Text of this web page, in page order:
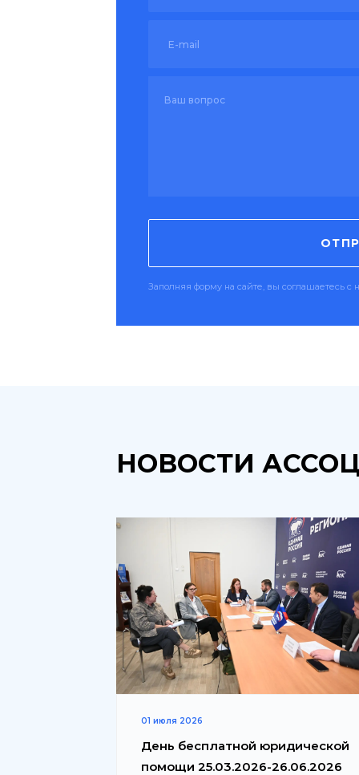
Заполняя форму на сайте, вы соглашаетесь
НОВОСТИ
01 июля 2026
День бесплатной юридической
помощи 25.03.2026-26.06.2026